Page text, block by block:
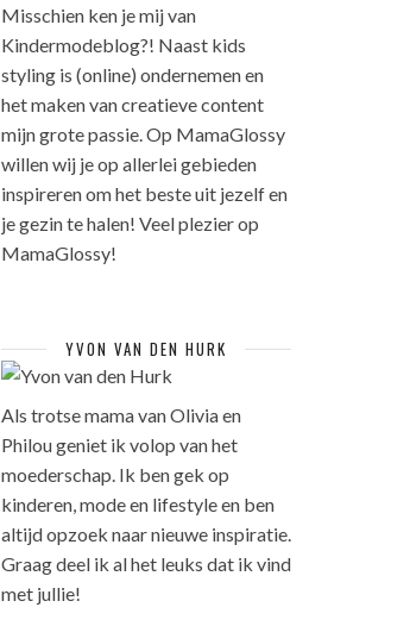
Misschien ken je mij van
Kindermodeblog?! Naast kids
styling is (online) ondernemen en
het maken van creatieve content
mijn grote passie. Op MamaGlossy
willen wij je op allerlei gebieden
inspireren om het beste uit jezelf en
je gezin te halen! Veel plezier op
MamaGlossy!
YVON VAN DEN HURK
Als trotse mama van Olivia en
Philou geniet ik volop van het
moederschap. Ik ben gek op
kinderen, mode en lifestyle en ben
altijd opzoek naar nieuwe inspiratie.
Graag deel ik al het leuks dat ik vind
met jullie!